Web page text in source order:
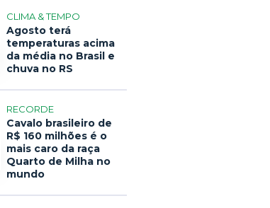
CLIMA & TEMPO
Agosto terá
temperaturas acima
da média no Brasil e
chuva no RS
RECORDE
Cavalo brasileiro de
R$ 160 milhões é o
mais caro da raça
Quarto de Milha no
mundo